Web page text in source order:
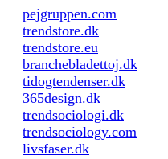
pejgruppen.com
trendstore.dk
trendstore.eu
branchebladettoj.dk
tidogtendenser.dk
365design.dk
trendsociologi.dk
trendsociology.com
livsfaser.dk